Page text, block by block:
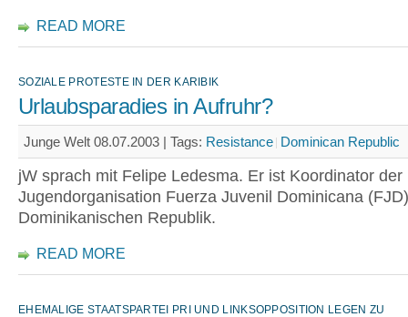
READ MORE
SOZIALE PROTESTE IN DER KARIBIK
Urlaubsparadies in Aufruhr?
Junge Welt 08.07.2003 | Tags: Resistance Dominican Republic
jW sprach mit Felipe Ledesma. Er ist Koordinator der
Jugendorganisation Fuerza Juvenil Dominicana
Dominikanischen Republik.
READ MORE
EHEMALIGE STAATSPARTEI PRI UND LINKSOPPOSITION LEGEN ZU